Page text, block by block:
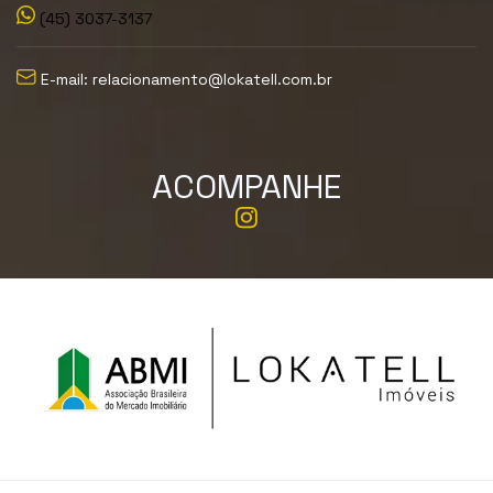
(45) 3037-3137
E-mail: relacionamento@lokatell.com.br
ACOMPANHE